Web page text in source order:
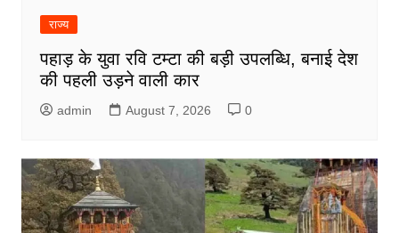
राज्य
पहाड़ के युवा रवि टम्टा की बड़ी उपलब्धि, बनाई देश
की पहली उड़ने वाली कार
admin August 7, 2026 0